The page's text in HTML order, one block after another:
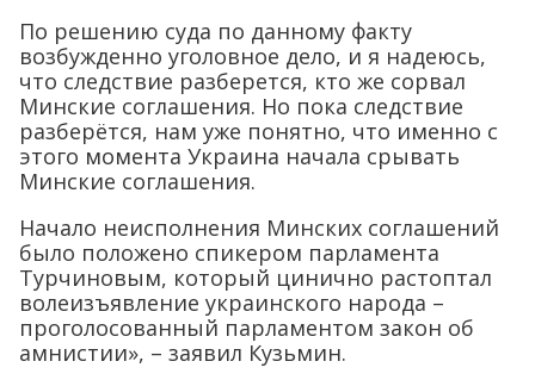
По решению суда по данному факту
возбужденно уголовное дело, и я надеюсь,
что следствие разберется, кто же сорвал
Минские соглашения. Но пока следствие
разберётся, нам уже понятно, что именно с
этого момента Украина начала срывать
Минские соглашения.
Начало неисполнения Минских соглашений
было положено спикером парламента
Турчиновым, который цинично растоптал
волеизъявление украинского народа –
проголосованный парламентом закон об
амнистии», – заявил Кузьмин.